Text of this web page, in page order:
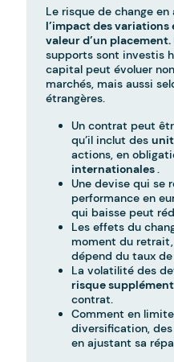
Le risque de change
l’impact des variations
valeur d’un placement.
supports sont investis
capital peut évoluer
marchés, mais aussi
étrangères.
Un contrat peut
qu’il inclut des
actions, en
internationales.
Une devise qui se
performance en
qui baisse peut
Les effets du
moment du
dépend du taux
La volatilité des
risque
contrat.
Comment en
diversification,
en ajustant sa